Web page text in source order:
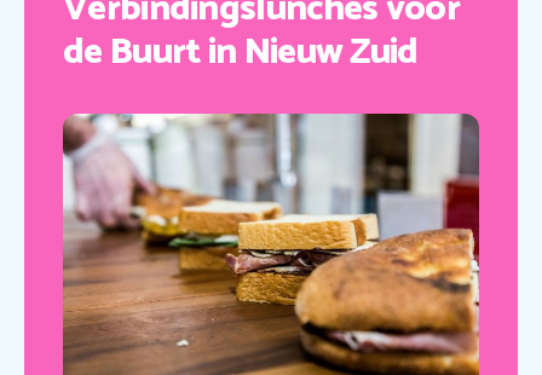
de Buurt in Nieuw Zuid